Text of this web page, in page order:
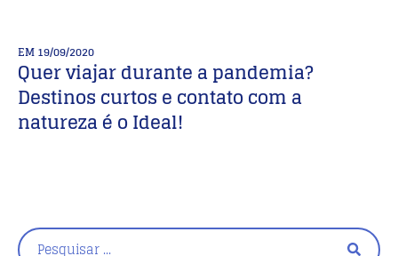
EM19/09/2020
Quer viajar durante a pandemia?
Destinos curtos e contato com a
natureza é o Ideal!